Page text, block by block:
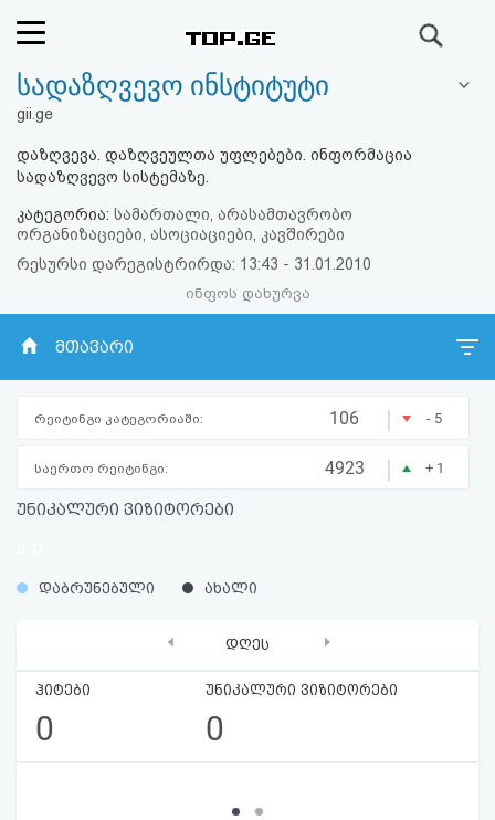
რეიტინგი
კითხვა-
ავტორიზაცია
რეგისტრაცია
პაროლის
აღდგენა
სალიცენზიო
სადაზღვევო ინსტიტუტი
gii.ge
დაზღვევა. დაზღვეულთა უფლებები. ინფორმაცია
სადაზღვევო სისტემაზე.
კატეგორია: სამართალი, არასამთავრობო
ორგანიზაციები, ასოციაციები, კავშირები
რესურსი დარეგისტრირდა: 13:43 - 31.01.2010
ინფოს დახურვა
მთავარი
რეიტინგი კატეგორიაში: 106 | - 5
საერთო რეიტინგი: 4923 | + 1
უნიკალური ვიზიტორები
%
% დაბრუნებული ახალი
დღეს
ჰიტები
0
უნიკალური ვიზიტორები
0
‹ ›